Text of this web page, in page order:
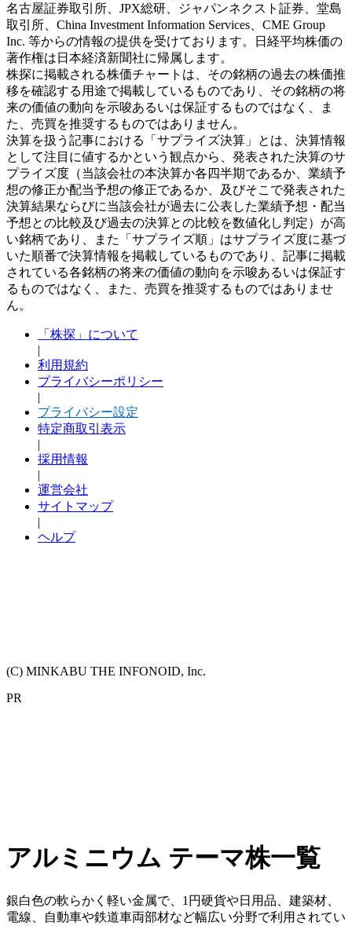
名古屋証券取引所、JPX総研、ジャパンネクスト証券、堂島
取引所、China Investment Information Services、CME Group
Inc. 等からの情報の提供を受けております。日経平均株価の
著作権は日本経済新聞社に帰属します。
株探に掲載される株価チャートは、その銘柄の過去の株価推
移を確認する用途で掲載しているものであり、その銘柄の将
来の価値の動向を示唆あるいは保証するものではなく、ま
た、売買を推奨するものではありません。
決算を扱う記事における「サプライズ決算」とは、決算情報
として注目に値するかという観点から、発表された決算のサ
プライズ度（当該会社の本決算か各四半期であるか、業績予
想の修正か配当予想の修正であるか、及びそこで発表された
決算結果ならびに当該会社が過去に公表した業績予想・配当
予想との比較及び過去の決算との比較を数値化し判定）が高
い銘柄であり、また「サプライズ順」はサプライズ度に基づ
いた順番で決算情報を掲載しているものであり、記事に掲載
されている各銘柄の将来の価値の動向を示唆あるいは保証す
るものではなく、また、売買を推奨するものではありませ
ん。
「株探」について
|
利用規約
プライバシーポリシー
|
プライバシー設定
特定商取引表示
|
採用情報
|
運営会社
サイトマップ
|
ヘルプ
(C) MINKABU THE INFONOID, Inc.
PR
アルミニウム テーマ株一覧
銀白色の軟らかく軽い金属で、1円硬貨や日用品、建築材、
電線、自動車や鉄道車両部材など幅広い分野で利用されてい